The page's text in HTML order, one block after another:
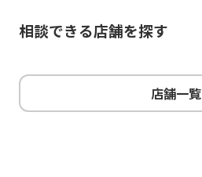
相談できる店舗を探す
店舗一覧